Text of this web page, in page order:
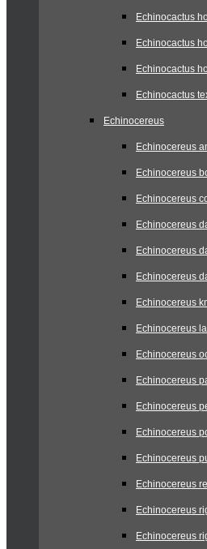
Echinocactus
Echinocactus
Echinocactus
Echinocactus
Echinocereus
Echinocereus
Echinocereus
Echinocereus
Echinocereus
Echinocereus
Echinocereus
Echinocereus
Echinocereus
Echinocereus
Echinocereus
Echinocereus
Echinocereus
Echinocereus
Echinocereus
Echinocereus
Echinocereus